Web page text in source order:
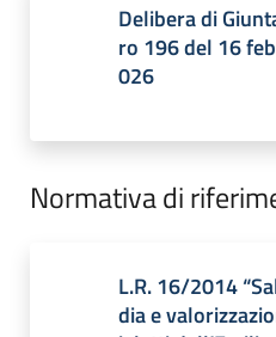
Delibera di
ro 196 del 16
026
Normativa di
L.R. 16/2014
dia e